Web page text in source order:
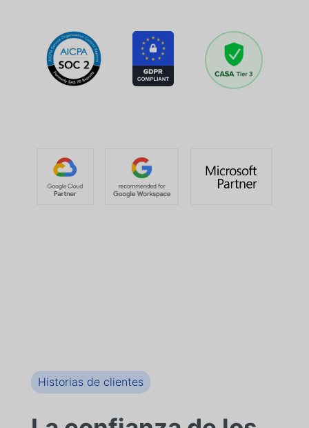
Historias de clientes